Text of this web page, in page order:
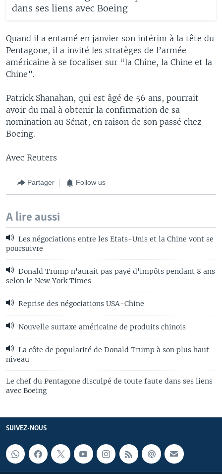
dans ses liens avec Boeing
Quand il a entamé en janvier son intérim à la tête du
Pentagone, il a invité les stratèges de l’armée
américaine à se focaliser sur “la Chine, la Chine et la
Chine”.
Patrick Shanahan, qui est âgé de 56 ans, pourrait
avoir du mal à obtenir la confirmation de sa
nomination au Sénat, en raison de son passé chez
Boeing.
Avec Reuters
Partager Follow us
A lire aussi
Les négociations entre les Etats-Unis et la Chine vont se
poursuivre
Donald Trump n'aurait pas payé d'impôts pendant 8 ans
selon le New York Times
Reprise des négociations USA-Chine
Nouvelle surtaxe américaine de produits chinois
La côte de popularité de Donald Trump à son plus haut
niveau
Le chef du Pentagone disculpé de toute faute dans ses liens
avec Boeing
SUIVEZ-NOUS